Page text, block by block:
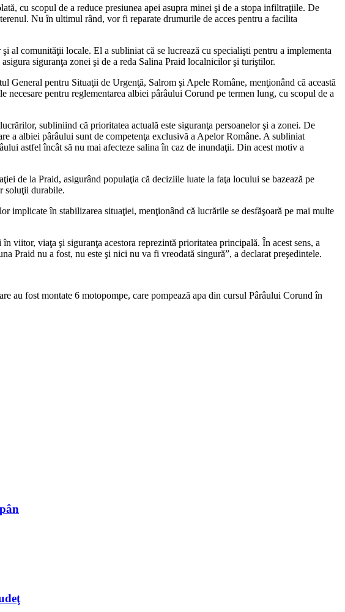
cu scopul de a reduce presiunea apei asupra minei şi de a stopa infiltraţiile. De
Nu în ultimul rând, vor fi reparate drumurile de acces pentru a facilita
al comunităţii locale. El a subliniat că se lucrează cu specialişti pentru a implementa
siguranţa zonei şi de a reda Salina Praid localnicilor şi turiştilor.
pentru Situaţii de Urgenţă, Salrom şi Apele Române, menţionând că această
pentru reglementarea albiei pârâului Corund pe termen lung, cu scopul de a
subliniind că prioritatea actuală este siguranţa persoanelor şi a zonei. De
a albiei pârâului sunt de competenţa exclusivă a Apelor Române. A subliniat
astfel încât să nu mai afecteze salina în caz de inundaţii. Din acest motiv a
de la Praid, asigurând populaţia că deciziile luate la faţa locului se bazează pe
soluţii durabile.
în stabilizarea situaţiei, menţionând că lucrările se desfăşoară pe mai multe
viitor, viaţa şi siguranţa acestora reprezintă prioritatea principală. În acest sens, a
Praid nu a fost, nu este şi nici nu va fi vreodată singură”, a declarat preşedintele.
au fost montate 6 motopompe, care pompează apa din cursul Pârâului Corund în